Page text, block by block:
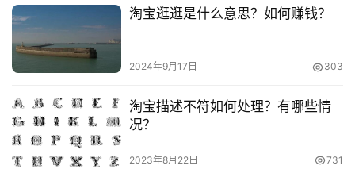
创
业
项
目
视
频
们的产品是否有成为爆款的潜质，这个时候我们就可以拿已
经测好的词和图再去测人群。
推荐阅读：
淘宝开店卖鞋怎么选款？保证金是多少？
淘宝开店卖食品需要执照吗？要什么资质？
淘宝逛逛是什么意思？如何赚钱？
2024年9月17日 303
淘宝描述不符如何处理？有哪些情
况？
2023年8月22日 731